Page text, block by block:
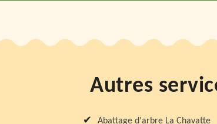
Autres
Abattage d'arbre La Chavatte